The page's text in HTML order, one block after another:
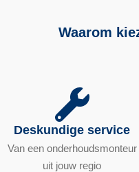
Waarom
Deskundige service
Van een onderhoudsmonteur
uit jouw regio